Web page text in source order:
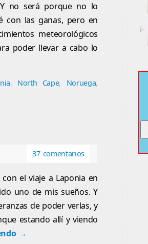
no será porque no lo
con las ganas, pero en
meteorológicos
poder llevar a cabo lo
, North Cape, Noruega,
37 comentarios
el viaje a Laponia en
uno de mis sueños. Y
de poder verlas, y
estando allí y viendo
→